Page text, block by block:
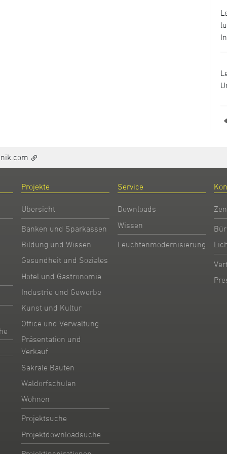
Projekte
Übersicht
Banken und Sparkassen
Bildung und Wissen
Gesundheit und Soziales
Hotel und Gastronomie
Industrie und Gewerbe
Kunst und Kultur
Office und Verwaltung
Präsentation und
Verkauf
Sakrale Bauten
Waldorfschulen
Wohnen
Projektsuche
Projektdownloadsuche
Service
Downloads
Wissen
Leuchtenmodernisierung